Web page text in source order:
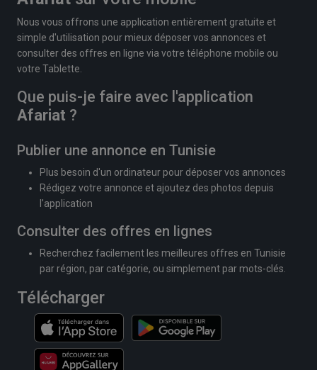
Nous vous offrons une application entièrement gratuite et
simple d'utilisation pour mieux déposer vos annonces et
consulter des offres en ligne via votre téléphone mobile ou
votre Tablette.
Que puis-je faire avec l'application
Afariat ?
Publier une annonce en Tunisie
Plus besoin d'un ordinateur pour déposer vos annonces
Rédigez votre annonce et ajoutez des photos depuis
l'application
Consulter des offres en lignes
Recherchez facilement les meilleures offres en Tunisie
par région, par catégorie, ou simplement par mots-clés.
Télécharger